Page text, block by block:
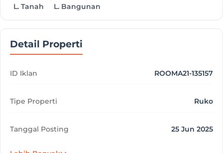
L. Tanah L. Bangunan
Detail Properti
ID Iklan ROOMA21-135157
Tipe Properti Ruko
Tanggal Posting 25 Jun 2025